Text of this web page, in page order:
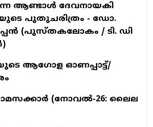
ആണ്ടാള്‍ ദേവനായകി
പുതുചരിത്രം - ഡോ.
(പുസ്തകലോകം / ടി. ഡി
ആഗോള ഓണപ്പാട്ട്/
(നോവല്‍-26: ലൈല